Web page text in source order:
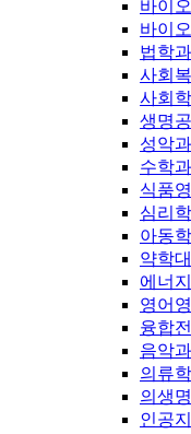
바이
바이
법학과
사회
사회
생명
성악과
수학과
식품
심리
아동
약학
에너
영어
융합
음악과
의류
의생
인공